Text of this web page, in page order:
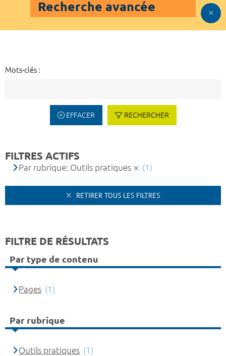
Recherche avancée
Mots-clés :
EFFACER RECHERCHER
FILTRES ACTIFS
Par rubrique: Outils pratiques (1)
RETIRER TOUS LES FILTRES
FILTRE DE RÉSULTATS
Par type de contenu
Pages (1)
Par rubrique
Outils pratiques (1)